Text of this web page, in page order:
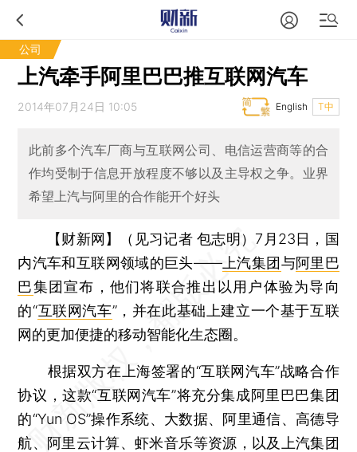
公司
上汽牵手阿里巴巴推互联网汽车
2014年07月24日 10:05 T中
English
此前多个汽车厂商与互联网公司、电信运营商等的合
作均受制于信息开放程度不够以及主导权之争。业界
希望上汽与阿里的合作能开个好头
【财新网】（见习记者 包志明） 7月23日，国
内汽车和互联网领域的巨头——上汽集团与阿里巴
巴集团宣布，他们将联合推出以用户体验为导向
的“互联网汽车”，并在此基础上建立一个基于互联
网的更加便捷的移动智能化生态圈。
根据双方在上海签署的“互联网汽车”战略合作
协议，这款“互联网汽车”将充分集成阿里巴巴集团
的“Yun OS”操作系统、大数据、阿里通信、高德导
航、阿里云计算、虾米音乐等资源，以及上汽集团